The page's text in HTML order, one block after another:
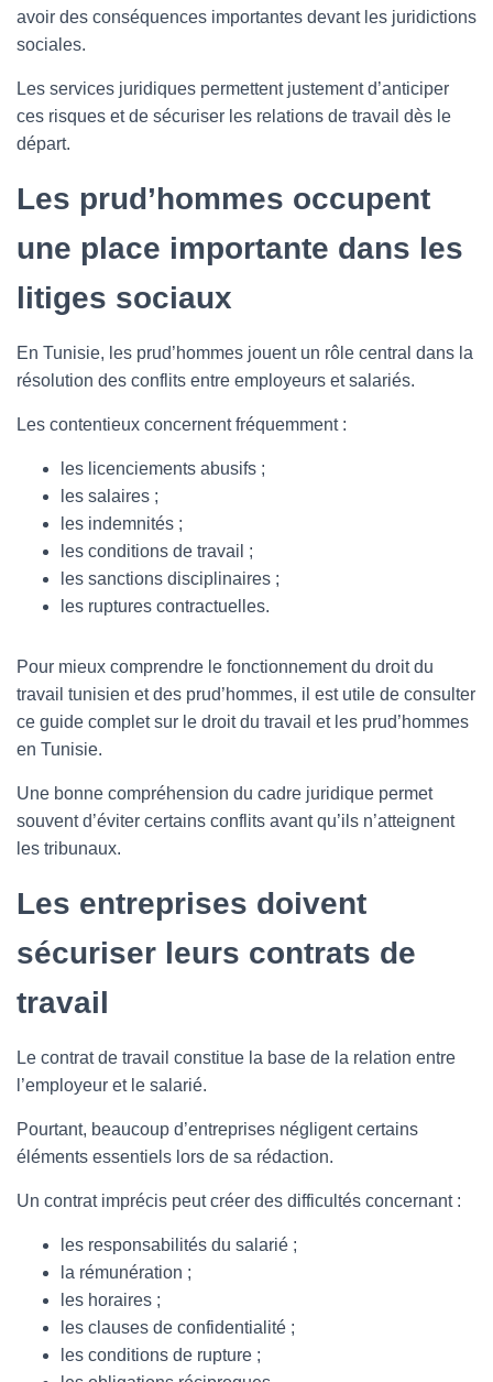
avoir des conséquences importantes devant les juridictions
sociales.
Les services juridiques permettent justement d’anticiper
ces risques et de sécuriser les relations de travail dès le
départ.
Les prud’hommes occupent
une place importante dans les
litiges sociaux
En Tunisie, les prud’hommes jouent un rôle central dans la
résolution des conflits entre employeurs et salariés.
Les contentieux concernent fréquemment :
les licenciements abusifs ;
les salaires ;
les indemnités ;
les conditions de travail ;
les sanctions disciplinaires ;
les ruptures contractuelles.
Pour mieux comprendre le fonctionnement du droit du
travail tunisien et des prud’hommes, il est utile de consulter
ce guide complet sur le droit du travail et les prud’hommes
en Tunisie.
Une bonne compréhension du cadre juridique permet
souvent d’éviter certains conflits avant qu’ils n’atteignent
les tribunaux.
Les entreprises doivent
sécuriser leurs contrats de
travail
Le contrat de travail constitue la base de la relation entre
l’employeur et le salarié.
Pourtant, beaucoup d’entreprises négligent certains
éléments essentiels lors de sa rédaction.
Un contrat imprécis peut créer des difficultés concernant :
les responsabilités du salarié ;
la rémunération ;
les horaires ;
les clauses de confidentialité ;
les conditions de rupture ;